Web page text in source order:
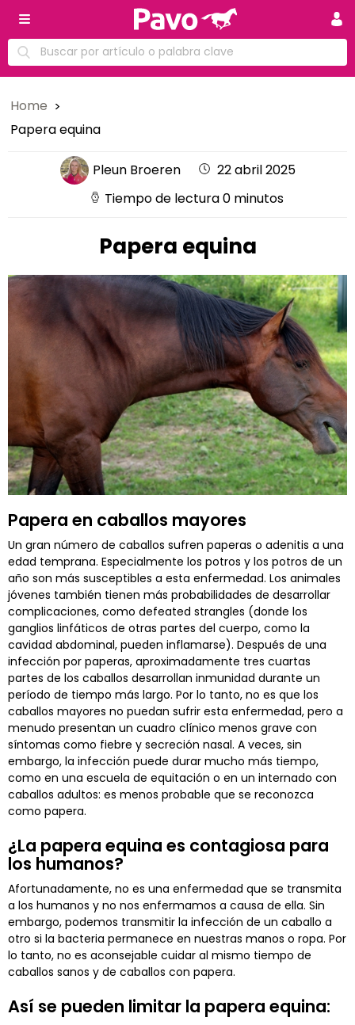
Home
Papera equina
Pleun Broeren
22 abril 2025
Tiempo de lectura 0 minutos
Papera equina
Papera en caballos mayores
Un gran número de caballos sufren paperas o adenitis a una
edad temprana. Especialmente los potros y los potros de un
año son más susceptibles a esta enfermedad. Los animales
jóvenes también tienen más probabilidades de desarrollar
complicaciones, como defeated strangles (donde los
ganglios linfáticos de otras partes del cuerpo, como la
cavidad abdominal, pueden inflamarse). Después de una
infección por paperas, aproximadamente tres cuartas
partes de los caballos desarrollan inmunidad durante un
período de tiempo más largo. Por lo tanto, no es que los
caballos mayores no puedan sufrir esta enfermedad, pero a
menudo presentan un cuadro clínico menos grave con
síntomas como fiebre y secreción nasal. A veces, sin
embargo, la infección puede durar mucho más tiempo,
como en una escuela de equitación o en un internado con
caballos adultos: es menos probable que se reconozca
como papera.
¿La papera equina es contagiosa para
los humanos?
Afortunadamente, no es una enfermedad que se transmita
a los humanos y no nos enfermamos a causa de ella. Sin
embargo, podemos transmitir la infección de un caballo a
otro si la bacteria permanece en nuestras manos o ropa. Por
lo tanto, no es aconsejable cuidar al mismo tiempo de
caballos sanos y de caballos con papera.
Así se pueden limitar la papera equina: